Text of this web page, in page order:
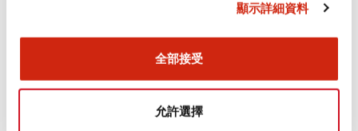
顯示詳細資料
全部接受
允許選擇
認證與標準
Flush Silhouette LW系列 控制元件 (英文版)